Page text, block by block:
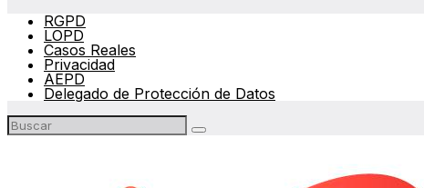
RGPD
LOPD
Casos Reales
Privacidad
AEPD
Delegado de Protección de Datos